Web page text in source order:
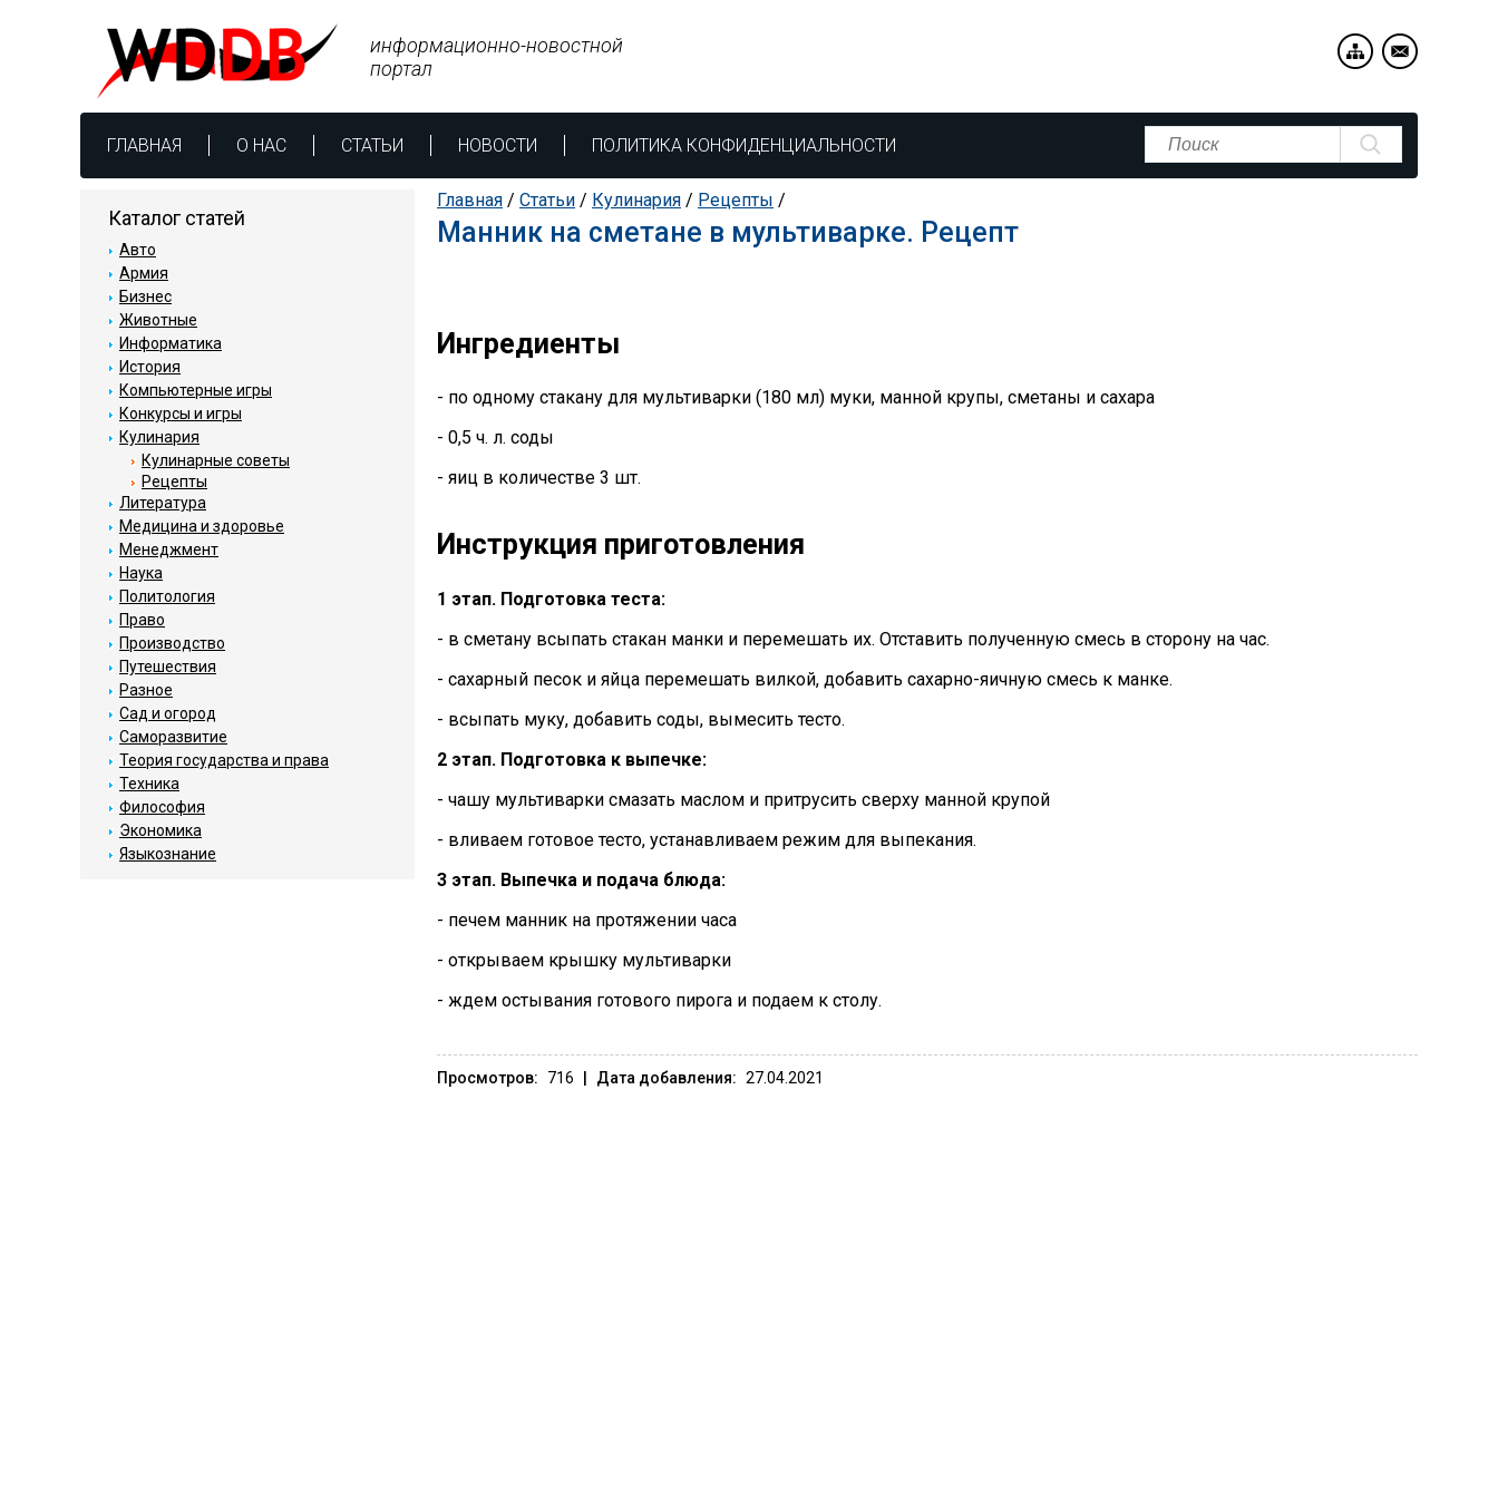
ГЛАВНАЯ О НАС СТАТЬИ НОВОСТИ ПОЛИТИКА КОНФИДЕНЦИАЛЬНОСТИ
информационно-новостной
портал
Главная / Статьи / Кулинария / Рецепты /
Манник на сметане в мультиварке. Рецепт
Ингредиенты
- по одному стакану для мультиварки (180 мл) муки, манной крупы, сметаны и сахара
- 0,5 ч. л. соды
- яиц в количестве 3 шт.
Инструкция приготовления
1 этап. Подготовка теста:
- в сметану всыпать стакан манки и перемешать их. Отставить полученную смесь в сторону на час.
- сахарный песок и яйца перемешать вилкой, добавить сахарно-яичную смесь к манке.
- всыпать муку, добавить соды, вымесить тесто.
2 этап. Подготовка к выпечке:
- чашу мультиварки смазать маслом и притрусить сверху манной крупой
- вливаем готовое тесто, устанавливаем режим для выпекания.
3 этап. Выпечка и подача блюда:
- печем манник на протяжении часа
- открываем крышку мультиварки
- ждем остывания готового пирога и подаем к столу.
Просмотров: 716 Дата добавления: 27.04.2021
Каталог статей
Авто
Армия
Бизнес
Животные
Информатика
История
Компьютерные игры
Конкурсы и игры
Кулинария
Кулинарные советы
Рецепты
Литература
Медицина и здоровье
Менеджмент
Наука
Политология
Право
Производство
Путешествия
Разное
Сад и огород
Саморазвитие
Теория государства и права
Техника
Философия
Экономика
Языкознание